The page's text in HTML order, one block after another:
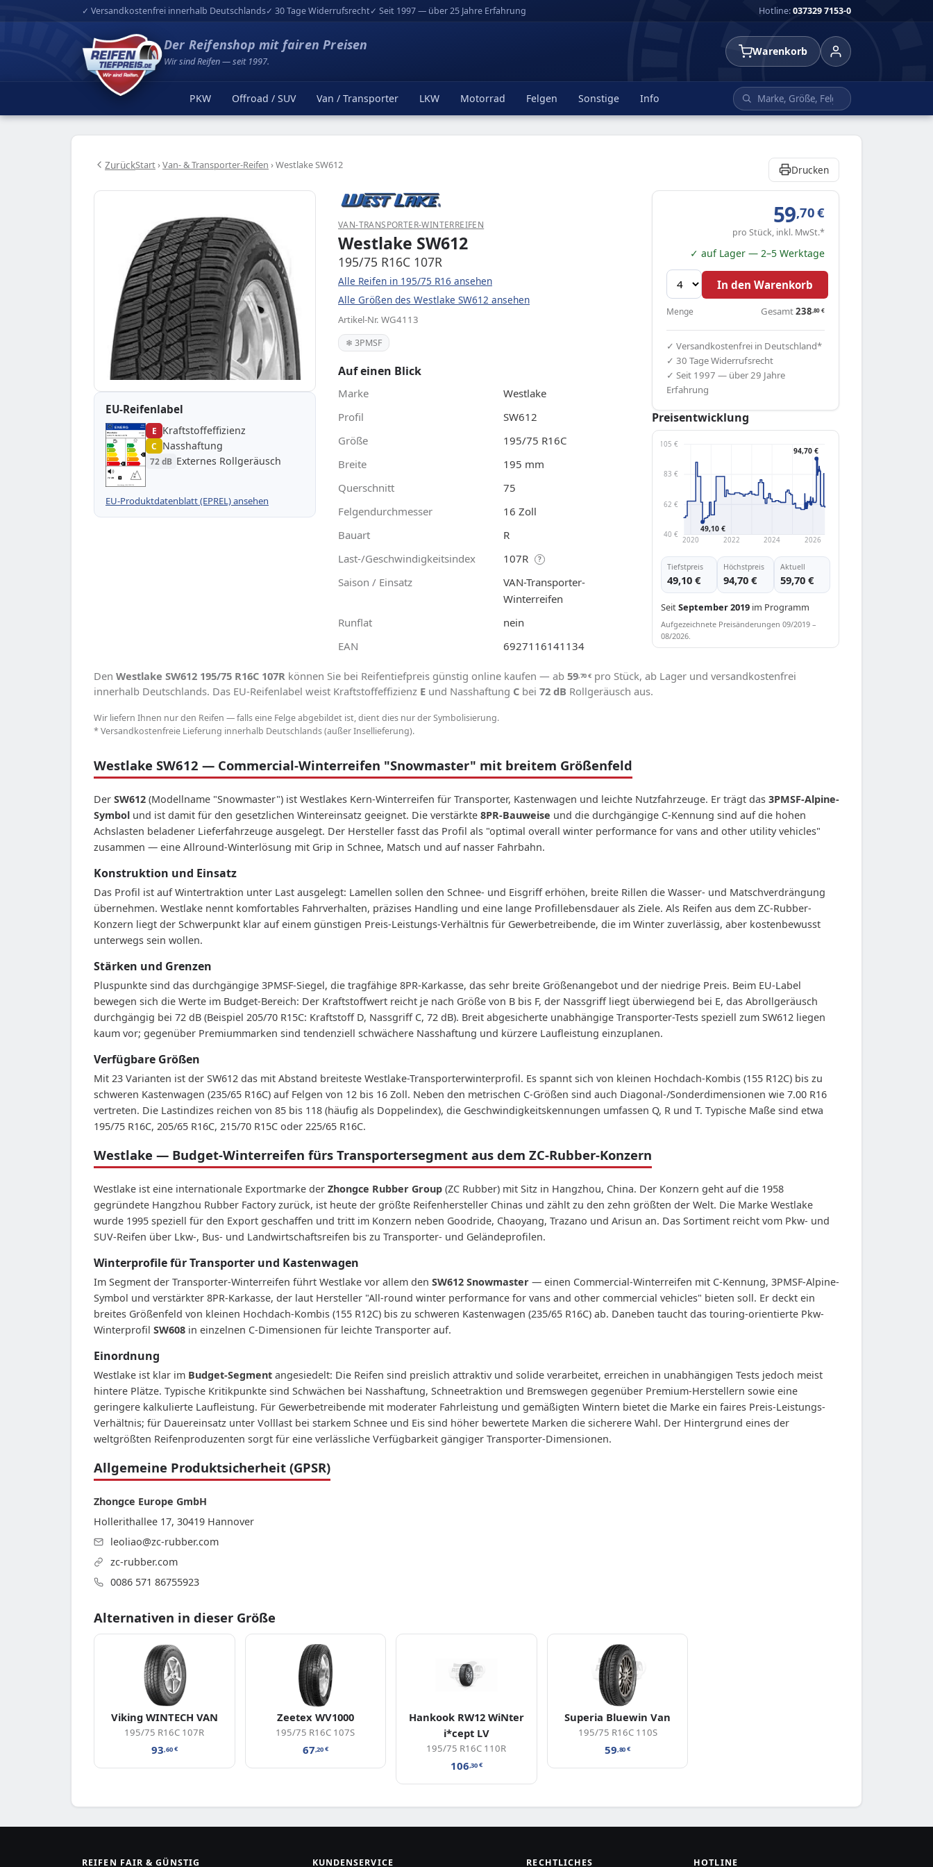
✓ Versandkostenfrei innerhalb Deutschlands✓ 30 Tage Widerrufsrecht✓ Seit 1997 — über 25 Jahre Erfahrung Hotline:037329 7153-0
Der Reifenshop mit fairen Preisen
Wir sind Reifen — seit 1997.
Warenkorb
PKW Offroad / SUV Van / Transporter LKW Motorrad Felgen Sonstige Info
ZurückStart›Van- & Transporter-Reifen ›Westlake SW612 Drucken
EU-Reifenlabel
ENERG 463378
Westlake WG4113
195/75 R16C 107R C2
A
C
E
E
A
C
C
E
72 dB B
Verordnung (EU) 2020/740
E Kraftstoffeffizienz
C Nasshaftung
72 dB Externes Rollgeräusch
EU-Produktdatenblatt (EPREL) ansehen
VAN-TRANSPORTER-WINTERREIFEN
Westlake SW612
195/75 R16C 107R
Alle Reifen in 195/75 R16 ansehen
Alle Größen des Westlake SW612 ansehen
Artikel-Nr. WG4113
❄ 3PMSF
Auf einen Blick
Marke
Westlake
Profil
SW612
Größe
195/75 R16C
Breite
195 mm
Querschnitt
75
Felgendurchmesser
16 Zoll
Bauart
R
Last-/Geschwindigkeitsindex
107R ?
Saison / Einsatz
VAN-Transporter-
Winterreifen
Runflat
nein
EAN
6927116141134
59,70€
pro Stück, inkl. MwSt.*
✓ auf Lager — 2–5 Werktage
In den Warenkorb
Menge Gesamt238,80€
✓ Versandkostenfrei in Deutschland*
✓ 30 Tage Widerrufsrecht
✓ Seit 1997 — über 29 Jahre
Erfahrung
Preisentwicklung
40 €
62 €
83 €
105 €
2020 2022 2024 2026
94,70 €
49,10 €
Tiefstpreis
49,10 €
Höchstpreis
94,70 €
Aktuell
59,70 €
SeitSeptember 2019 im Programm
Aufgezeichnete Preisänderungen 09/2019 –
08/2026.
Den Westlake SW612 195/75 R16C 107R können Sie bei Reifentiefpreis günstig online kaufen — ab 59,70€ pro Stück, ab Lager und versandkostenfrei
innerhalb Deutschlands. Das EU-Reifenlabel weist Kraftstoffeffizienz E und Nasshaftung C bei 72 dB Rollgeräusch aus.
Wir liefern Ihnen nur den Reifen — falls eine Felge abgebildet ist, dient dies nur der Symbolisierung.
* Versandkostenfreie Lieferung innerhalb Deutschlands (außer Insellieferung).
Westlake SW612 — Commercial-Winterreifen "Snowmaster" mit breitem Größenfeld
Der SW612 (Modellname "Snowmaster") ist Westlakes Kern-Winterreifen für Transporter, Kastenwagen und leichte Nutzfahrzeuge. Er trägt das 3PMSF-Alpine-
Symbol und ist damit für den gesetzlichen Wintereinsatz geeignet. Die verstärkte 8PR-Bauweise und die durchgängige C-Kennung sind auf die hohen
Achslasten beladener Lieferfahrzeuge ausgelegt. Der Hersteller fasst das Profil als "optimal overall winter performance for vans and other utility vehicles"
zusammen — eine Allround-Winterlösung mit Grip in Schnee, Matsch und auf nasser Fahrbahn.
Konstruktion und Einsatz
Das Profil ist auf Wintertraktion unter Last ausgelegt: Lamellen sollen den Schnee- und Eisgriff erhöhen, breite Rillen die Wasser- und Matschverdrängung
übernehmen. Westlake nennt komfortables Fahrverhalten, präzises Handling und eine lange Profillebensdauer als Ziele. Als Reifen aus dem ZC-Rubber-
Konzern liegt der Schwerpunkt klar auf einem günstigen Preis-Leistungs-Verhältnis für Gewerbetreibende, die im Winter zuverlässig, aber kostenbewusst
unterwegs sein wollen.
Stärken und Grenzen
Pluspunkte sind das durchgängige 3PMSF-Siegel, die tragfähige 8PR-Karkasse, das sehr breite Größenangebot und der niedrige Preis. Beim EU-Label
bewegen sich die Werte im Budget-Bereich: Der Kraftstoffwert reicht je nach Größe von B bis F, der Nassgriff liegt überwiegend bei E, das Abrollgeräusch
durchgängig bei 72 dB (Beispiel 205/70 R15C: Kraftstoff D, Nassgriff C, 72 dB). Breit abgesicherte unabhängige Transporter-Tests speziell zum SW612 liegen
kaum vor; gegenüber Premiummarken sind tendenziell schwächere Nasshaftung und kürzere Laufleistung einzuplanen.
Verfügbare Größen
Mit 23 Varianten ist der SW612 das mit Abstand breiteste Westlake-Transporterwinterprofil. Es spannt sich von kleinen Hochdach-Kombis (155 R12C) bis zu
schweren Kastenwagen (235/65 R16C) auf Felgen von 12 bis 16 Zoll. Neben den metrischen C-Größen sind auch Diagonal-/Sonderdimensionen wie 7.00 R16
vertreten. Die Lastindizes reichen von 85 bis 118 (häufig als Doppelindex), die Geschwindigkeitskennungen umfassen Q, R und T. Typische Maße sind etwa
195/75 R16C, 205/65 R16C, 215/70 R15C oder 225/65 R16C.
Westlake — Budget-Winterreifen fürs Transportersegment aus dem ZC-Rubber-Konzern
Westlake ist eine internationale Exportmarke der Zhongce Rubber Group (ZC Rubber) mit Sitz in Hangzhou, China. Der Konzern geht auf die 1958
gegründete Hangzhou Rubber Factory zurück, ist heute der größte Reifenhersteller Chinas und zählt zu den zehn größten der Welt. Die Marke Westlake
wurde 1995 speziell für den Export geschaffen und tritt im Konzern neben Goodride, Chaoyang, Trazano und Arisun an. Das Sortiment reicht vom Pkw- und
SUV-Reifen über Lkw-, Bus- und Landwirtschaftsreifen bis zu Transporter- und Geländeprofilen.
Winterprofile für Transporter und Kastenwagen
Im Segment der Transporter-Winterreifen führt Westlake vor allem den SW612 Snowmaster — einen Commercial-Winterreifen mit C-Kennung, 3PMSF-Alpine-
Symbol und verstärkter 8PR-Karkasse, der laut Hersteller "All-round winter performance for vans and other commercial vehicles" bieten soll. Er deckt ein
breites Größenfeld von kleinen Hochdach-Kombis (155 R12C) bis zu schweren Kastenwagen (235/65 R16C) ab. Daneben taucht das touring-orientierte Pkw-
Winterprofil SW608 in einzelnen C-Dimensionen für leichte Transporter auf.
Einordnung
Westlake ist klar im Budget-Segment angesiedelt: Die Reifen sind preislich attraktiv und solide verarbeitet, erreichen in unabhängigen Tests jedoch meist
hintere Plätze. Typische Kritikpunkte sind Schwächen bei Nasshaftung, Schneetraktion und Bremswegen gegenüber Premium-Herstellern sowie eine
geringere kalkulierte Laufleistung. Für Gewerbetreibende mit moderater Fahrleistung und gemäßigten Wintern bietet die Marke ein faires Preis-Leistungs-
Verhältnis; für Dauereinsatz unter Volllast bei starkem Schnee und Eis sind höher bewertete Marken die sicherere Wahl. Der Hintergrund eines der
weltgrößten Reifenproduzenten sorgt für eine verlässliche Verfügbarkeit gängiger Transporter-Dimensionen.
Allgemeine Produktsicherheit (GPSR)
Zhongce Europe GmbH
Hollerithallee 17, 30419 Hannover
leoliao@zc-rubber.com
zc-rubber.com
0086 571 86755923
Alternativen in dieser Größe
Viking WINTECH VAN
195/75 R16C 107R
93,60€
Zeetex WV1000
195/75 R16C 107S
67,20€
Hankook RW12 WiNter
i*cept LV
195/75 R16C 110R
106,30€
Superia Bluewin Van
195/75 R16C 110S
59,80€
REIFEN FAIR & GÜNSTIG KUNDENSERVICE RECHTLICHES HOTLINE